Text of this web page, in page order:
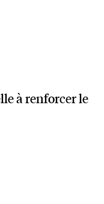
à renforcer le